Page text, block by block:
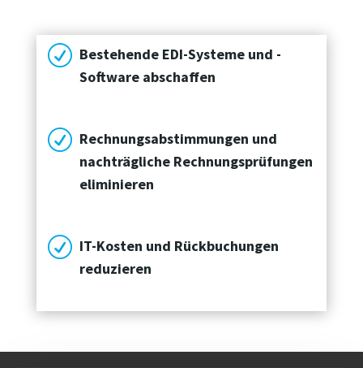
R Bestehende EDI-Systeme und -
Software abschaffen
R Rechnungsabstimmungen und
nachträgliche Rechnungsprüfungen
eliminieren
R IT-Kosten und Rückbuchungen
reduzieren